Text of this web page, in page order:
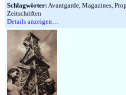
Schlagwörter: Avantgarde, Magazines,
Zeitschriften
Details anzeigen…